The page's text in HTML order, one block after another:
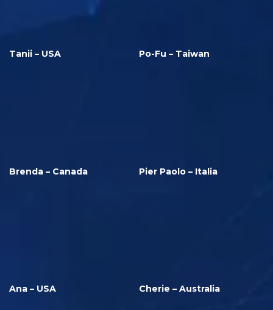
Tanii – USA Po-Fu – Taiwan
Brenda – Canada Pier Paolo – Italia
Ana – USA Cherie – Australia